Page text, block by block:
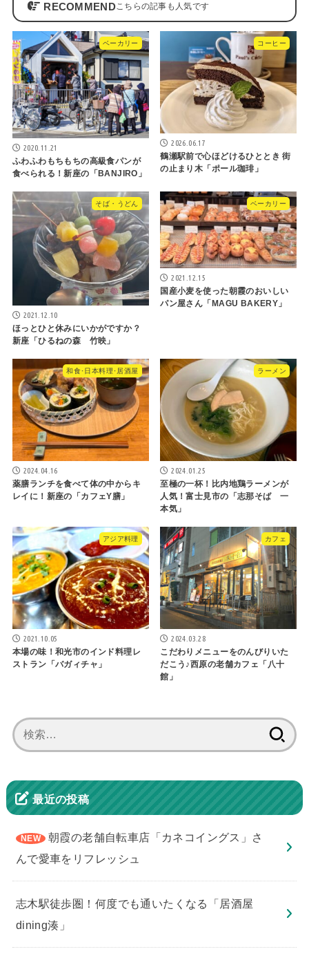
RECOMMEND
ベーカリー
2020.11.21
ふわふわもちもちの高級食パンが
食べられる！新座の「BANJIRO」
コーヒー
2026.06.17
​鶴瀬駅前で心ほどけるひととき 街
の止まり木「ポール珈琲」
そば・うどん
2021.12.10
ほっとひと休みにいかがですか？
新座「ひるねの森 竹映」
ベーカリー
2021.12.15
国産小麦を使った朝霞のおいしい
パン屋さん「MAGU BAKERY」
和食･日本料理･居酒屋
2024.04.16
薬膳ランチを食べて体の中からキ
レイに！新座の「カフェY膳」
ラーメン
2024.01.25
至極の一杯！比内地鶏ラーメンが
人気！富士見市の「志那そば 一
本気」
アジア料理
2021.10.05
本場の味！和光市のインド料理レ
ストラン「バガィチャ」
カフェ
2024.03.28
こだわりメニューをのんびりいた
だこう♪西原の老舗カフェ「八十
館」
索:
最近の投稿
朝霞の老舗自転車店「カネコイングス」さ
んで愛車をリフレッシュ
志木駅徒歩圏！何度でも通いたくなる「居酒屋
dining湊」